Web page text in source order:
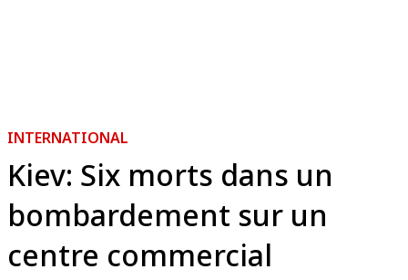
INTERNATIONAL
Kiev: Six morts dans un
bombardement sur un
centre commercial